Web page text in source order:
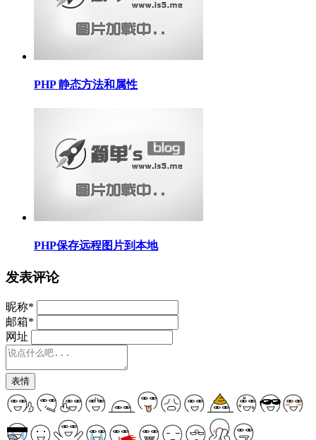
PHP 静态方法和属性
PHP保存远程图片到本地
发表评论
昵称*
邮箱*
网址
表情